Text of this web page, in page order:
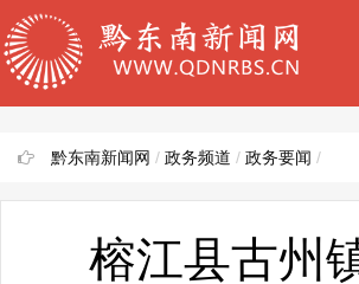
黔东南新闻网 / 政务频道 / 政务要闻 /
榕江县古州